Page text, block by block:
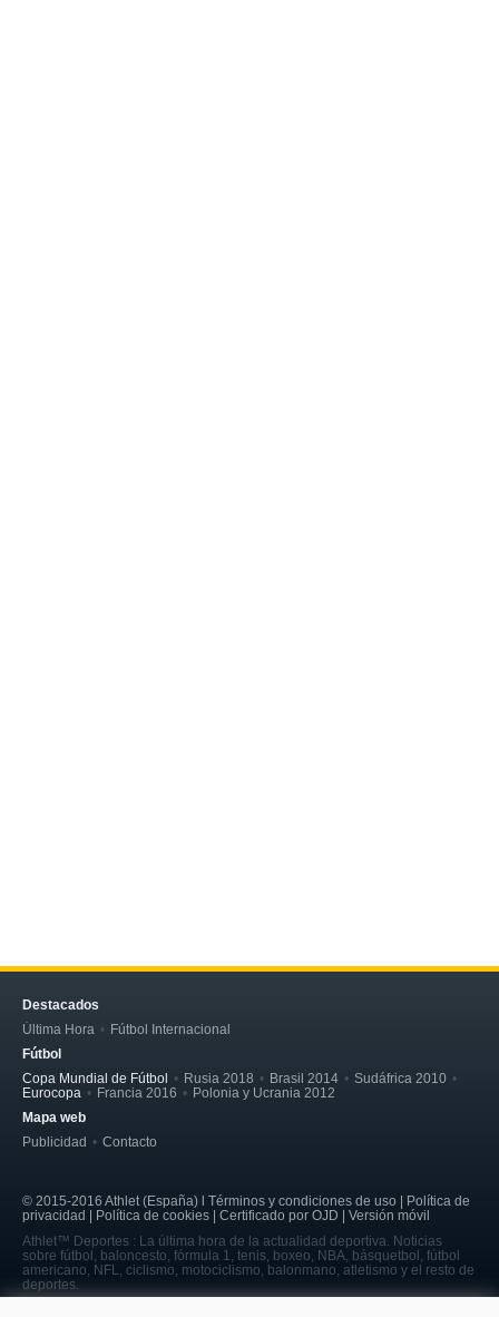
Destacados
Última Hora
Fútbol Internacional
Fútbol
Copa Mundial de Fútbol
Rusia 2018 Brasil 2014
Sudáfrica 2010
Eurocopa
Francia 2016
Polonia y Ucrania 2012
Mapa web
Publicidad
Contacto
© 2015-2016 Athlet (España) l Términos y condiciones de uso | Política de
privacidad | Política de cookies | Certificado por OJD | Versión móvil
Athlet™ Deportes : La última hora de la actualidad deportiva. Noticias
sobre fútbol, baloncesto, fórmula 1, tenis, boxeo, NBA, básquetbol, fútbol
americano, NFL, ciclismo, motociclismo, balonmano, atletismo y el resto de
deportes.